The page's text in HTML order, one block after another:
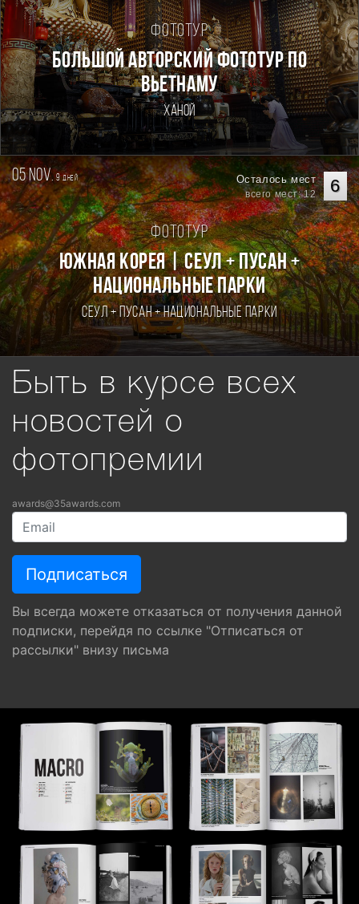
Фототур
Большой авторский фототур по
Вьетнаму
Ханой
05 nov. 9дней 6
Осталось мест
всего мест: 12
Фототур
Южная Корея | Сеул + Пусан +
национальные парки
Сеул + Пусан + национальные парки
Быть в курсе всех
новостей о
фотопремии
awards@35awards.com
Вы всегда можете отказаться от получения данной
подписки, перейдя по ссылке "Отписаться от
рассылки" внизу письма